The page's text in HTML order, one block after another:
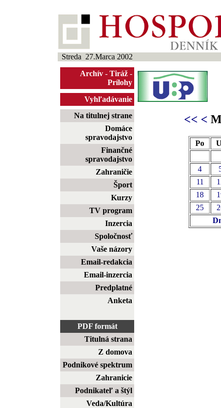
Streda 27.Marca 2002
Archív - Tiráž -
Prílohy
Vyhľadávanie
Na titulnej strane
Domáce
spravodajstvo
Finančné
spravodajstvo
Zahraničie
Šport
Kurzy
TV program
Inzercia
Spoločnosť
Vaše názory
Email-redakcia
Email-inzercia
Predplatné
Anketa
PDF formát
Titulná strana
Z domova
Podnikové spektrum
Zahranicie
Podnikateľ a štýl
Veda/Kultúra
<< <
Po
4
11
18
25